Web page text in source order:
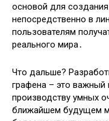
основой для
непосредственно в
пользователям
реального мира․
Что дальше?
графена – это важный
производству умных
ближайшем будущем